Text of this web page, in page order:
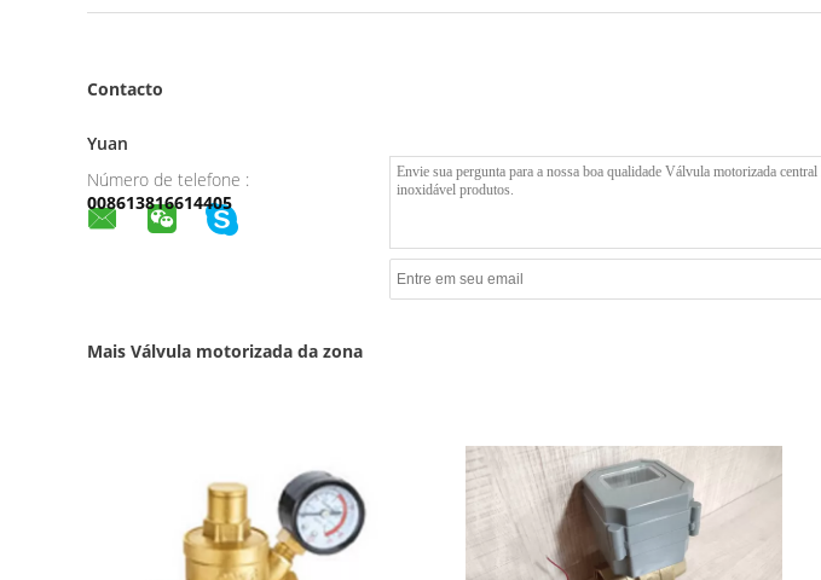
Contacto
Yuan
Número de telefone :
008613816614405
Mais Válvula motorizada da zona